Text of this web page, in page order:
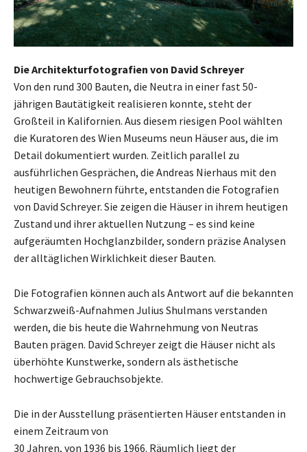
Die Architekturfotografien von David Schreyer
Von den rund 300 Bauten, die Neutra in einer fast 50-
jährigen Bautätigkeit realisieren konnte, steht der
Großteil in Kalifornien. Aus diesem riesigen Pool wählten
die Kuratoren des Wien Museums neun Häuser aus, die im
Detail dokumentiert wurden. Zeitlich parallel zu
ausführlichen Gesprächen, die Andreas Nierhaus mit den
heutigen Bewohnern führte, entstanden die Fotografien
von David Schreyer. Sie zeigen die Häuser in ihrem heutigen
Zustand und ihrer aktuellen Nutzung – es sind keine
aufgeräumten Hochglanzbilder, sondern präzise Analysen
der alltäglichen Wirklichkeit dieser Bauten.
Die Fotografien können auch als Antwort auf die bekannten
Schwarzweiß-Aufnahmen Julius Shulmans verstanden
werden, die bis heute die Wahrnehmung von Neutras
Bauten prägen. David Schreyer zeigt die Häuser nicht als
überhöhte Kunstwerke, sondern als ästhetische
hochwertige Gebrauchsobjekte.
Die in der Ausstellung präsentierten Häuser entstanden in
einem Zeitraum von
30 Jahren, von 1936 bis 1966. Räumlich liegt der